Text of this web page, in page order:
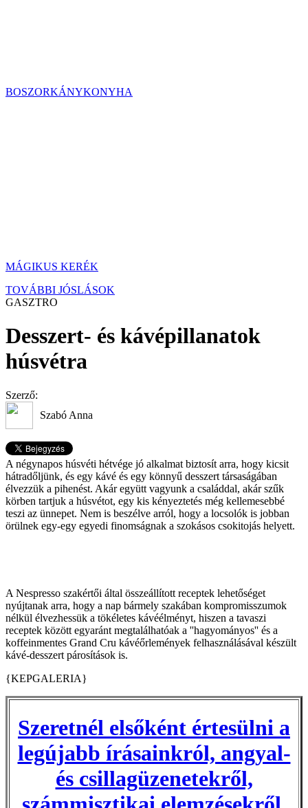
BOSZORKÁNYKONYHA
MÁGIKUS KERÉK
TOVÁBBI JÓSLÁSOK
GASZTRO
Desszert- és kávépillanatok
húsvétra
Szerző:
Szabó Anna
A négynapos húsvéti hétvége jó alkalmat biztosít arra, hogy kicsit
hátradőljünk, és egy kávé és egy könnyű desszert társaságában
élvezzük a pihenést. Akár együtt vagyunk a családdal, akár szűk
körben tartjuk a húsvétot, egy kis kényeztetés még kellemesebbé
teszi az ünnepet. Nem is beszélve arról, hogy a locsolók is jobban
örülnek egy-egy egyedi finomságnak a szokásos csokitojás helyett.
A Nespresso szakértői által összeállított receptek lehetőséget
nyújtanak arra, hogy a nap bármely szakában kompromisszumok
nélkül élvezhessük a tökéletes kávéélményt, hiszen a tavaszi
receptek között egyaránt megtalálhatóak a ''hagyományos'' és a
koffeinmentes Grand Cru kávéőrlemények felhasználásával készült
kávé-desszert párosítások is.
{KEPGALERIA}
Szeretnél elsőként értesülni a
legújabb írásainkról, angyal-
és csillagüzenetekről,